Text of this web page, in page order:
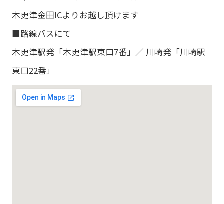
木更津金田ICよりお越し頂けます
■路線バスにて
木更津駅発「木更津駅東口7番」／ 川崎発「川崎駅
東口22番」